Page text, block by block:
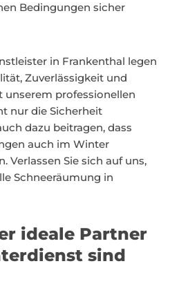
Bedingungen sicher
in Frankenthal legen
Zuverlässigkeit und
unserem professionellen
nur die Sicherheit
dazu beitragen, dass
auch im Winter
Verlassen Sie sich auf uns,
Schneeräumung in
ideale Partner
sind